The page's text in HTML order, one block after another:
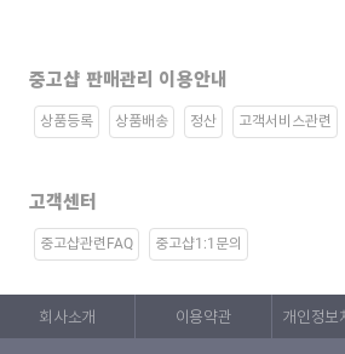
중고샵 판매관리 이용안내
상품등록 상품배송 정산 고객서비스관련
고객센터
중고샵관련FAQ 중고샵1:1문의
회사소개 이용약관 개인정보